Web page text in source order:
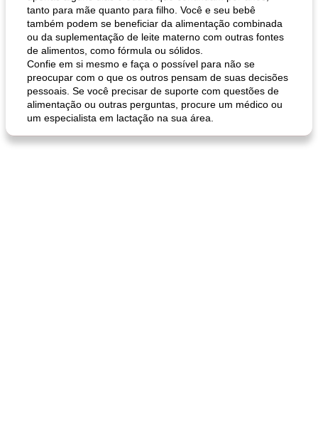
queijo festivo mergulho 'slaw' perfurador de romã temperada
tanto para mãe quanto para filho. Você e seu bebê
também podem se beneficiar da alimentação combinada
ou da suplementação de leite materno com outras fontes
de alimentos, como fórmula ou sólidos.
Confie em si mesmo e faça o possível para não se
preocupar com o que os outros pensam de suas decisões
pessoais. Se você precisar de suporte com questões de
alimentação ou outras perguntas, procure um médico ou
um especialista em lactação na sua área.